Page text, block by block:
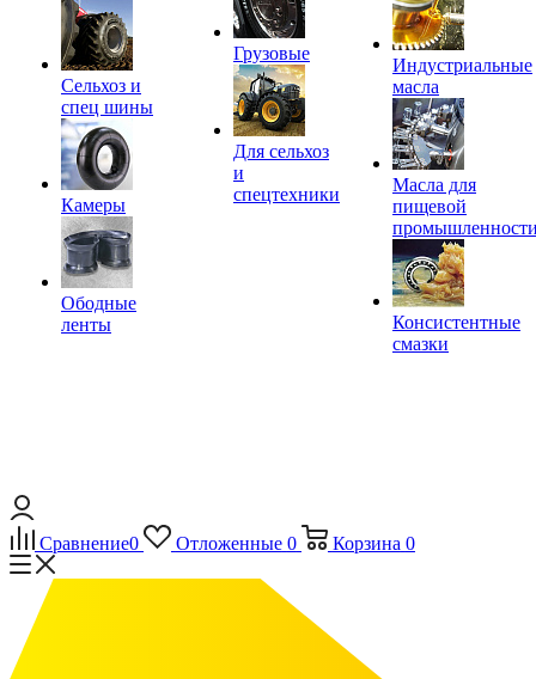
Сельхоз и
спец шины
Камеры
Ободные
ленты
Грузовые
Для сельхоз
и
спецтехники
Индустриальные
масла
Масла для
пищевой
Консистентные
смазки
Сравнение0 Отложенные 0 Корзина 0